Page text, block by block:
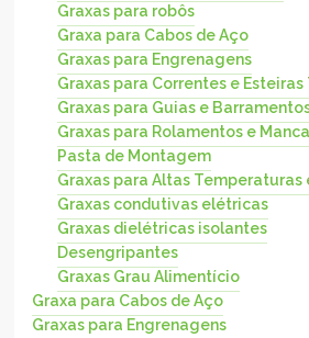
Graxas para robôs
Graxa para Cabos de Aço
Graxas para Engrenagens
Graxas para Correntes e
Graxas para Guias e
Graxas para Rolamentos e
Pasta de Montagem
Graxas para Altas Temperaturas
Graxas condutivas elétricas
Graxas dielétricas isolantes
Desengripantes
Graxas Grau Alimentício
Graxa para Cabos de Aço
Graxas para Engrenagens